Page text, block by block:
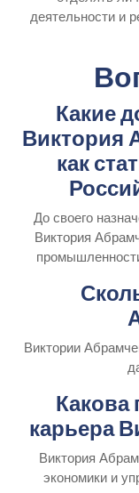
деятельности и
Какие
Виктория
как
До своего
Виктория
Виктории
карьера
Виктория
экономики и